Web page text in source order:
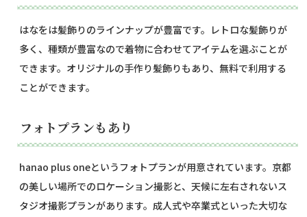
はなをは髪飾りのラインナップが豊富です。レトロな髪飾りが
多く、種類が豊富なので着物に合わせてアイテムを選ぶことが
できます。オリジナルの手作り髪飾りもあり、無料で利用する
ことができます。
フォトプランもあり
hanao plus oneというフォトプランが用意されています。京都
の美しい場所でのロケーション撮影と、天候に左右されないス
タジオ撮影プランがあります。成人式や卒業式といった大切な